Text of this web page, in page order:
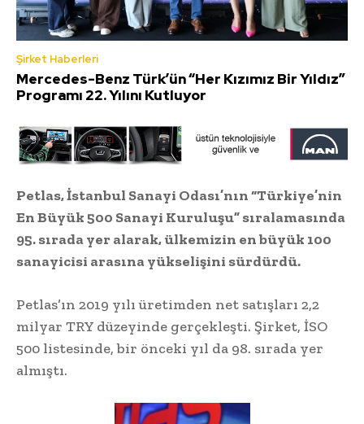
Şirket Haberleri
Mercedes-Benz Türk’ün “Her Kızımız Bir Yıldız”
Programı 22. Yılını Kutluyor
Petlas, İstanbul Sanayi Odası’nın “Türkiye’nin
En Büyük 500 Sanayi Kuruluşu” sıralamasında
95. sırada yer alarak, ülkemizin en büyük 100
sanayicisi arasına yükselişini sürdürdü.
Petlas’ın 2019 yılı üretimden net satışları 2,2
milyar TRY düzeyinde gerçekleşti. Şirket, İSO
500 listesinde, bir önceki yıl da 98. sırada yer
almıştı.